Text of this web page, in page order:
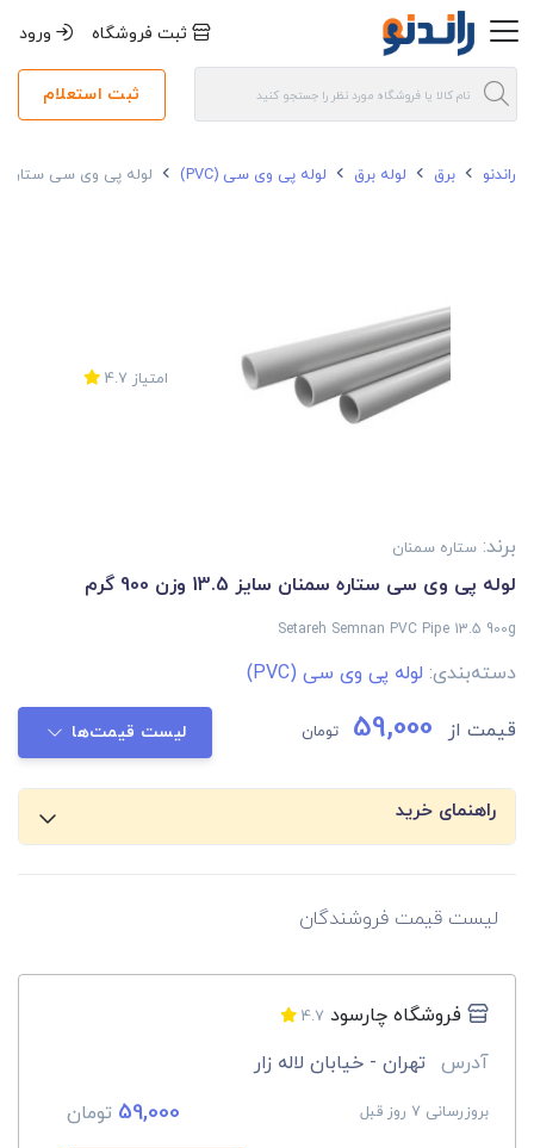
ثبت فروشگاه ورود
ثبت استعلام
راندنو برق لوله برق لوله پی وی سی (PVC) لوله پی وی سی ستاره سمنان
امتیاز 4.7
برند: ستاره سمنان
لوله پی وی سی ستاره سمنان سایز 13.5 وزن 900 گرم
Setareh Semnan PVC Pipe 13.5 900g
دسته‌بندی: لوله پی وی سی (PVC)
قیمت از 59,000 تومان لیست قیمت‌ها
راهنمای خرید
لیست قیمت فروشندگان
فروشگاه چارسود 4.7
آدرس تهران - خیابان لاله زار
بروزرسانی 7 روز قبل 59,000 تومان